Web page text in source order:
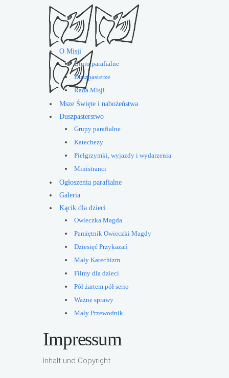
O Misji
Biuro parafialne
Duszpasterze
Rada Misji
Msze Święte i nabożeństwa
Duszpasterstwo
Grupy parafialne
Katechezy
Pielgrzymki, wyjazdy i wydarzenia
Ministranci
Ogłoszenia parafialne
Galeria
Kącik dla dzieci
Owieczka Magda
Pamiętnik Owieczki Magdy
Dziesięć Przykazań
Mały Katechizm
Filmy dla dzieci
Pół żartem pół serio
Ważne sprawy
Mały Przewodnik
Impressum
Inhalt und Copyright